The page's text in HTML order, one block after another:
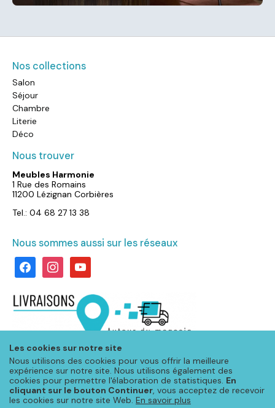
Les cookies sur notre site
Nous utilisons des cookies pour vous offrir la meilleure
expérience sur notre site. Nous utilisons également des
cookies pour permettre l'élaboration de statistiques. En
cliquant sur le bouton Continuer, vous acceptez de recevoir
les cookies sur notre site Web. En savoir plus
Nos collections
Salon
Séjour
Chambre
Literie
Déco
Nous trouver
Meubles Harmonie
1 Rue des Romains
11200 Lézignan Corbières
Tel.: 04 68 27 13 38
Nous sommes aussi sur les réseaux
facebookinstagramyoutube